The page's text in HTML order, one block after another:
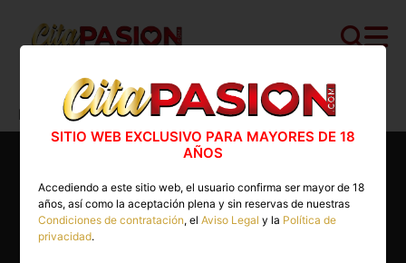
Cita PASION.COM>Escorts>Sevilla>Bormujos
Lala
SITIO WEB EXCLUSIVO PARA MAYORES DE 18
AÑOS
Accediendo a este sitio web, el usuario confirma ser mayor de 18
años, así como la aceptación plena y sin reservas de nuestras
Condiciones de contratación, elAviso Legal y la Política de
privacidad.